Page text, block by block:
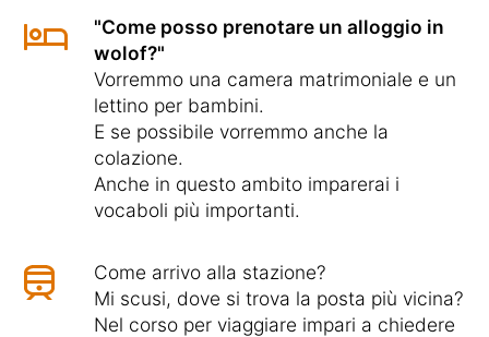
"Come posso prenotare un alloggio in
wolof?"
Vorremmo una camera matrimoniale e un
lettino per bambini.
E se possibile vorremmo anche la
colazione.
Anche in questo ambito imparerai i
vocaboli più importanti.
Come arrivo alla stazione?
Mi scusi, dove si trova la posta più vicina?
Nel corso per viaggiare impari a chiedere